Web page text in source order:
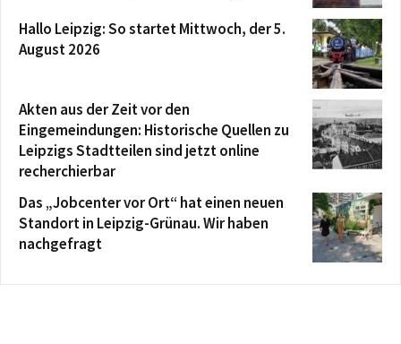
Hallo Leipzig: So startet Mittwoch, der 5.
August 2026
Akten aus der Zeit vor den
Eingemeindungen: Historische Quellen zu
Leipzigs Stadtteilen sind jetzt online
recherchierbar
Das „Jobcenter vor Ort“ hat einen neuen
Standort in Leipzig-Grünau. Wir haben
nachgefragt